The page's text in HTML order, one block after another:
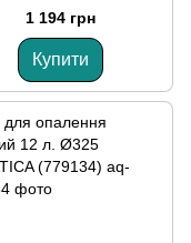
1 194 грн
Купити